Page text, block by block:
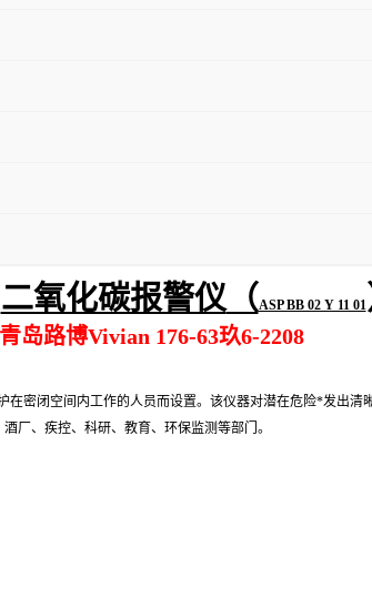
二氧化碳报警仪（ ASP BB 02 Y 11 01
青岛路博Vivian 176-63玖6-2208
密闭空间内工作的人员而设置。该仪器对潜在危险*发出
厂、疾控、科研、教育、环保监测等部门。